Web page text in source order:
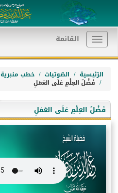
Toggle
navigation
القائمة
الرّئيسية الصّوتيات خطب منبرية
فَضْلُ العِلْمِ عَلَى العَمَلِ
فَضْلُ العِلْمِ عَلَى العَمَلِ